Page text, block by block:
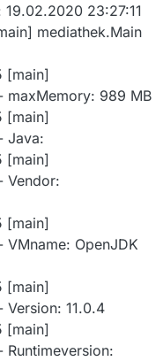
23:27:11
mediathek.Main
[main]
maxMemory: 989 MB
[main]
Java:
[main]
Vendor:
[main]
OpenJDK
[main]
11.0.4
[main]